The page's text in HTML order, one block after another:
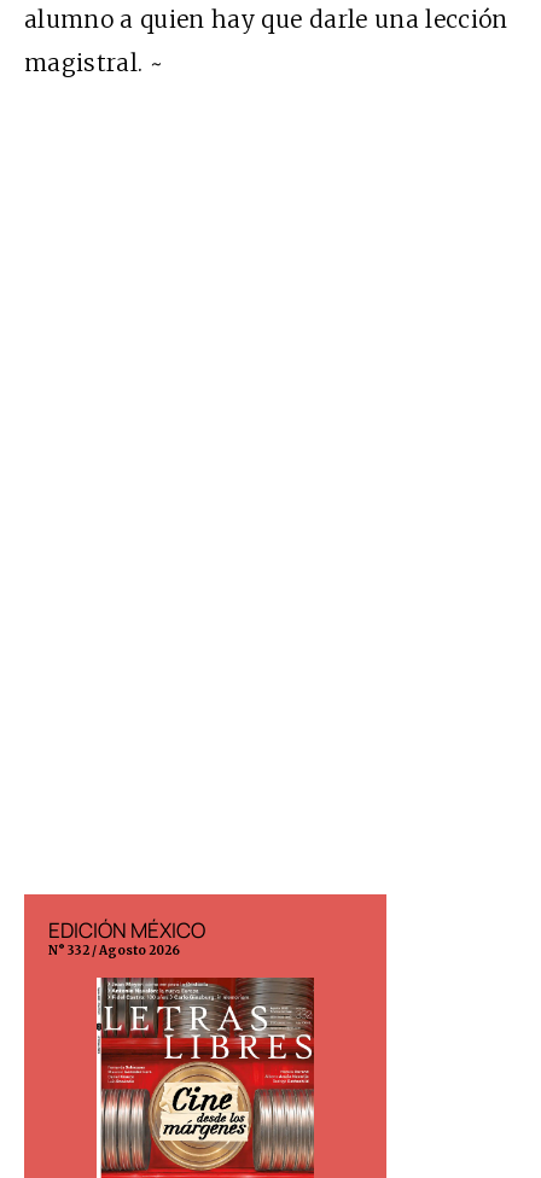
alumno a quien hay que darle una lección
magistral. ~
EDICIÓN MÉXICO
N° 332 / Agosto 2026